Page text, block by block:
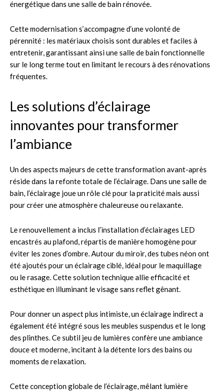
énergétique dans une salle de bain rénovée.
Cette modernisation s’accompagne d’une volonté de
pérennité : les matériaux choisis sont durables et faciles à
entretenir, garantissant ainsi une salle de bain fonctionnelle
sur le long terme tout en limitant le recours à des rénovations
fréquentes.
Les solutions d’éclairage
innovantes pour transformer
l’ambiance
Un des aspects majeurs de cette transformation avant-après
réside dans la refonte totale de l’éclairage. Dans une salle de
bain, l’éclairage joue un rôle clé pour la praticité mais aussi
pour créer une atmosphère chaleureuse ou relaxante.
Le renouvellement a inclus l’installation d’éclairages LED
encastrés au plafond, répartis de manière homogène pour
éviter les zones d’ombre. Autour du miroir, des tubes néon ont
été ajoutés pour un éclairage ciblé, idéal pour le maquillage
ou le rasage. Cette solution technique allie efficacité et
esthétique en illuminant le visage sans reflet gênant.
Pour donner un aspect plus intimiste, un éclairage indirect a
également été intégré sous les meubles suspendus et le long
des plinthes. Ce subtil jeu de lumières confère une ambiance
douce et moderne, incitant à la détente lors des bains ou
moments de relaxation.
Cette conception globale de l’éclairage, mêlant lumière